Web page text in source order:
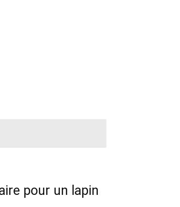
pour un lapin